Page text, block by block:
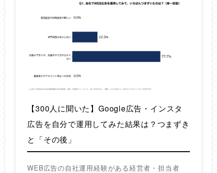
【300人に聞いた】Google広告・インスタ
広告を自分で運用してみた結果は？つまずき
と「その後」
WEB広告の自社運用経験がある経営者・担当者